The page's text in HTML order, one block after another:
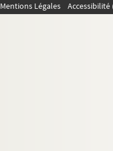
Mentions Légales